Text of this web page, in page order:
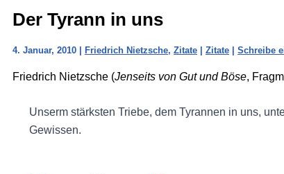
Der Tyrann in uns
4. Januar, 2010 | Friedrich Nietzsche, Zitate | Zitate | Schreibe
Friedrich Nietzsche (Jenseits von Gut und Böse,
Unserm stärksten Triebe, dem Tyrannen in uns,
Gewissen.